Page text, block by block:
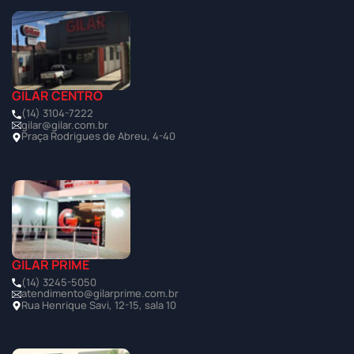
GILAR CENTRO
(14) 3104-7222
gilar@gilar.com.br
Praça Rodrigues de Abreu, 4-40
GILAR PRIME
(14) 3245-5050
atendimento@gilarprime.com.br
Rua Henrique Savi, 12-15, sala 10